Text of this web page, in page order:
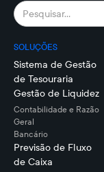
SOLUÇÕES
Sistema de Gestão
de Tesouraria
Gestão de Liquidez
Contabilidade e Razão
Geral
Bancário
Previsão de Fluxo
de Caixa